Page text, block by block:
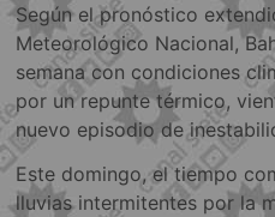
Según el pronóstico
Meteorológico Nacional,
semana con condiciones
por un repunte térmico,
nuevo episodio de
Este domingo, el tiempo
lluvias intermitentes por la